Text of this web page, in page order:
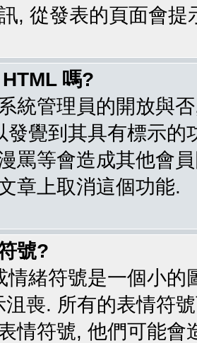
, 從發表的頁面會提
嗎?
統管理員的開放與
發覺到其具有標示
罵等會造成其他會
章上取消這個功能.
號?
情緒符號是一個小
喪. 所有的表情符
情符號, 他們可能